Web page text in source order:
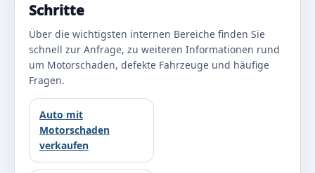
Schritte
Über die wichtigsten internen Bereiche finden Sie
schnell zur Anfrage, zu weiteren Informationen rund
um Motorschaden, defekte Fahrzeuge und häufige
Fragen.
Auto mit
Motorschaden
verkaufen